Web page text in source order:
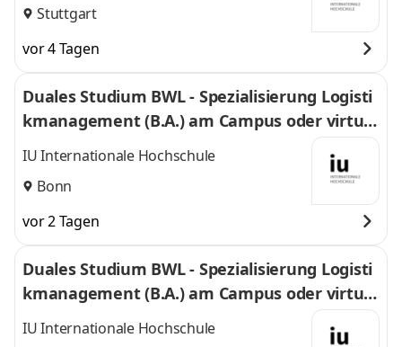
Stuttgart
vor 4 Tagen
Duales Studium BWL - Spezialisierung Logisti
kmanagement (B.A.) am Campus oder virtuel
l
IU Internationale Hochschule
Bonn
vor 2 Tagen
Duales Studium BWL - Spezialisierung Logisti
kmanagement (B.A.) am Campus oder virtuel
l
IU Internationale Hochschule